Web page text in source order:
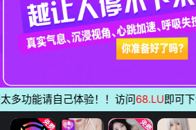
请自己体验！！访问 68.LU即可下载 ⟳